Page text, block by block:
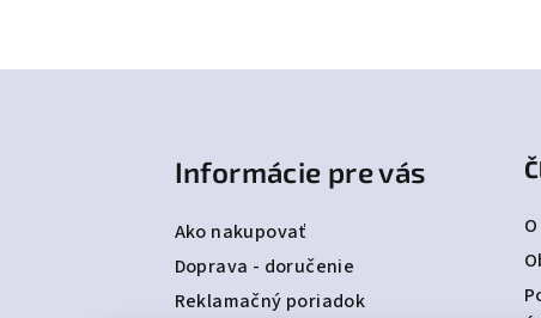
Informácie pre vás
Ako nakupovať
Doprava - doručenie
Reklamačný poriadok